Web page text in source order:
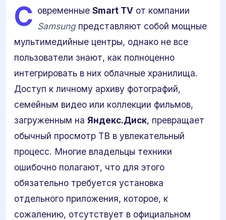
С овременные Smart TV от компании
Samsungпредставляют собой мощные
мультимедийные центры, однако не все
пользователи знают, как полноценно
интегрировать в них облачные хранилища.
Доступ к личному архиву фотографий,
семейным видео или коллекции фильмов,
загруженным на Яндекс.Диск, превращает
обычный просмотр ТВ в увлекательный
процесс. Многие владельцы техники
ошибочно полагают, что для этого
обязательно требуется установка
отдельного приложения, которое, к
сожалению, отсутствует в официальном